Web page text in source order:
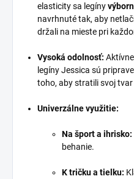
elasticity sa legíny
navrhnuté tak, aby
držali na mieste pri
Vysoká odolnosť:
legíny Jessica sú
toho, aby stratili svoj
Univerzálne využitie:
Na šport a ihrisko:
behanie.
K tričku a tielku: